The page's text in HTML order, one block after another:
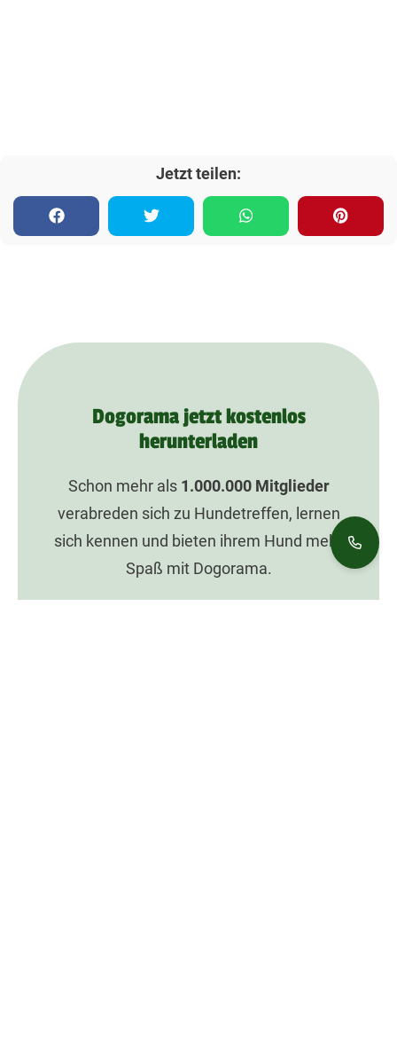
Jetzt teilen:
Dogorama jetzt kostenlos
herunterladen
Schon mehr als 1.000.000Mitglieder
verabreden sich zu Hundetreffen, lernen
sich kennen und bieten ihrem Hund mehr
Spaß mit Dogorama.